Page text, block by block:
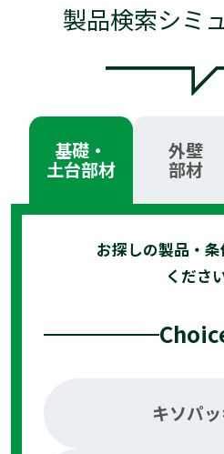
製品検索シミ
基礎・
土台部材
外壁
部材
お探しの製品・
くださ
キソパ